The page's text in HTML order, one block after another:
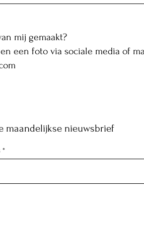
mij gemaakt?
een foto via sociale media of
maandelijkse nieuwsbrief